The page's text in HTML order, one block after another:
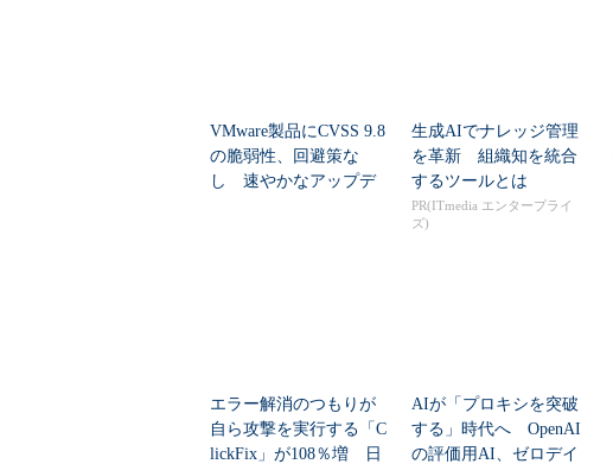
VMware製品にCVSS 9.8
の脆弱性、回避策な
し 速やかなアップデ
生成AIでナレッジ管理
を革新 組織知を統合
するツールとは
PR(ITmedia エンタープライ
ズ)
エラー解消のつもりが
自ら攻撃を実行する「C
lickFix」が108％増 日
AIが「プロキシを突破
する」時代へ OpenAI
の評価用AI、ゼロデイ